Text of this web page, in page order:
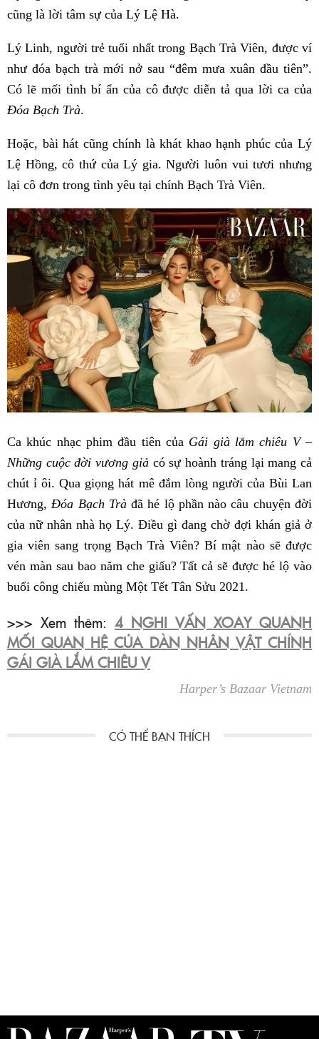
cũng là lời tâm sự của Lý Lệ Hà.
Lý Linh, người trẻ tuổi nhất trong Bạch Trà Viên, được ví
như đóa bạch trà mới nở sau “đêm mưa xuân đầu tiên”.
Có lẽ mối tình bí ẩn của cô được diễn tả qua lời ca của
Đóa Bạch Trà.
Hoặc, bài hát cũng chính là khát khao hạnh phúc của Lý
Lệ Hồng, cô thứ của Lý gia. Người luôn vui tươi nhưng
lại cô đơn trong tình yêu tại chính Bạch Trà Viên.
Ca khúc nhạc phim đầu tiên của Gái già lắm chiêu V –
Những cuộc đời vương giảcó sự hoành tráng lại mang cả
chút ỉ ôi. Qua giọng hát mê đắm lòng người của Bùi Lan
Hương,Đóa Bạch Tràđã hé lộ phần nào câu chuyện đời
của nữ nhân nhà họ Lý. Điều gì đang chờ đợi khán giả ở
gia viên sang trọng Bạch Trà Viên? Bí mật nào sẽ được
vén màn sau bao năm che giấu? Tất cả sẽ được hé lộ vào
buổi công chiếu mùng Một Tết Tân Sửu 2021.
>>> Xem thêm: 4 NGHI VẤN XOAY QUANH
MỐI QUAN HỆ CỦA DÀN NHÂN VẬT CHÍNH
GÁI GIÀ LẮM CHIÊU V
Harper’s Bazaar Vietnam